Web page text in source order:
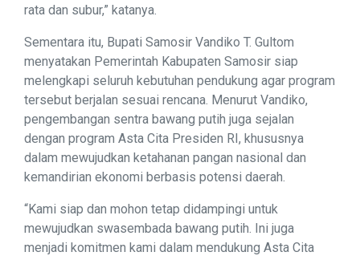
rata dan subur,” katanya.
Sementara itu, Bupati Samosir Vandiko T. Gultom
menyatakan Pemerintah Kabupaten Samosir siap
melengkapi seluruh kebutuhan pendukung agar program
tersebut berjalan sesuai rencana. Menurut Vandiko,
pengembangan sentra bawang putih juga sejalan
dengan program Asta Cita Presiden RI, khususnya
dalam mewujudkan ketahanan pangan nasional dan
kemandirian ekonomi berbasis potensi daerah.
“Kami siap dan mohon tetap didampingi untuk
mewujudkan swasembada bawang putih. Ini juga
menjadi komitmen kami dalam mendukung Asta Cita